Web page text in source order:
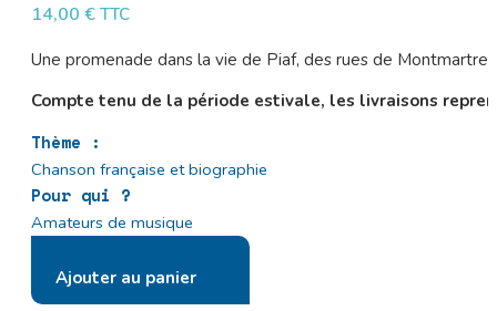
14,00 € TTC
Une promenade dans la vie de Piaf, des rues de
Compte tenu de la période estivale, les livraisons
Thème :
Chanson française et biographie
Pour qui ?
Amateurs de musique
Ajouter au panier